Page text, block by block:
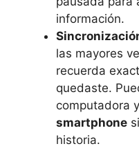
información.
las mayores
recuerda
quedaste.
computadora y
smartphone
historia.